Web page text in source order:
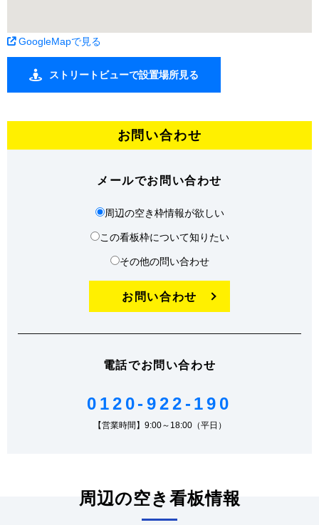
GoogleMapで見る
ストリートビューで設置場所見る
お問い合わせ
メールでお問い合わせ
周辺の空き枠情報が欲しい
この看板枠について知りたい
その他の問い合わせ
お問い合わせ
電話でお問い合わせ
0120-922-190
【営業時間】9:00～18:00（平日）
周辺の空き看板情報